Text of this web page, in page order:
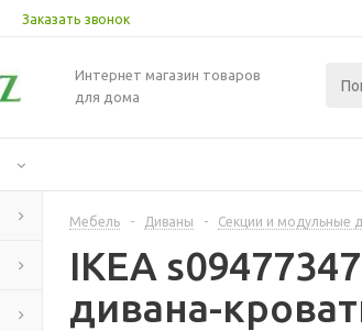
Заказать звонок
Интернет магазин товаров
для дома
Мебель - Диваны - Секции и модульные
IKEA
дивана-